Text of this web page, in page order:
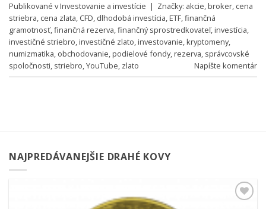
Publikované vInvestovanie a investície | Značky: akcie,broker, cena
striebra, cena zlata, CFD, dlhodobá investícia,ETF,finančná
gramotnosť,finančná rezerva,finančný sprostredkovateľ,investícia,
investičné striebro,investičné zlato,investovanie,kryptomeny,
numizmatika, obchodovanie,podielové fondy,rezerva, správcovské
spoločnosti, striebro,YouTube, zlato Napíšte komentár
NAJPREDÁVANEJŠIE DRAHÉ KOVY